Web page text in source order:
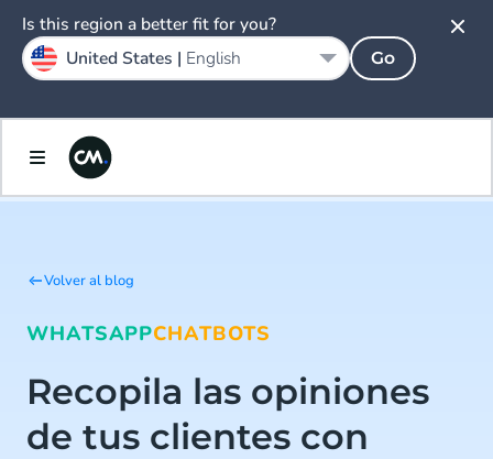
Volver al blog
WHATSAPPCHATBOTS
Recopila las opiniones
de tus clientes con
Is this region a better fit for you?
United States | English Go